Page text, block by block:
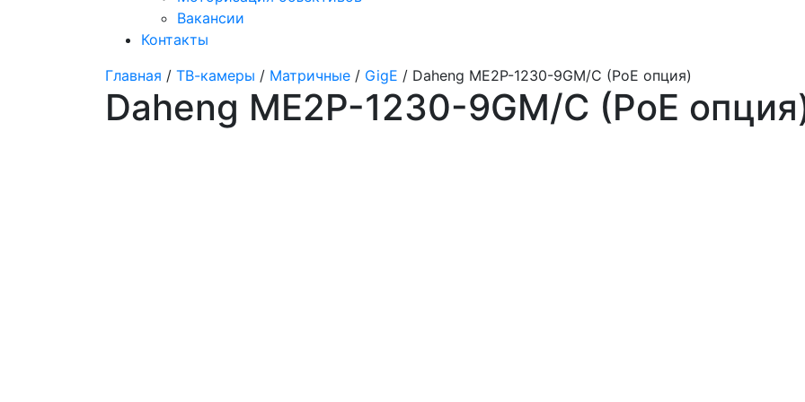
Вакансии
Контакты
Главная / ТВ-камеры / Матричные / GigE / Daheng ME2P-1230-9GM/C (PoE опция)
Daheng ME2P-1230-9GM/C (PoE